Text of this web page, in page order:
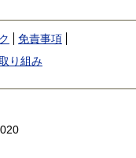
免責事項
り組み